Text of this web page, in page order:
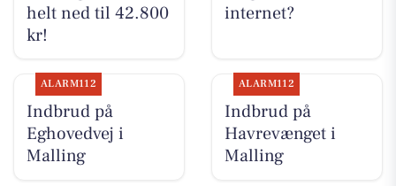
helt ned til 42.800
kr!
internet?
ALARM112
Indbrud på
Eghovedvej i
Malling
ALARM112
Indbrud på
Havrevænget i
Malling